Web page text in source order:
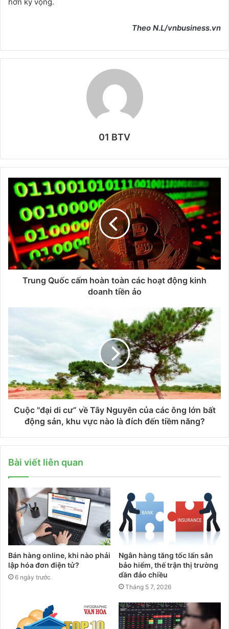
Theo N.L/vnbusiness.vn
01 BTV
Trung Quốc cấm hoàn toàn các hoạt động kinh
doanh tiền ảo
Cuộc "đại di cư” về Tây Nguyên của các ông lớn bất
động sản, khu vực nào là đích đến tiềm năng?
Bài viết liên quan
Bán hàng online, khi nào phải
lập hóa đơn điện tử?
6 ngày trước
Ngân hàng tăng tốc lấn sân
bảo hiểm, thế trận thị trường
dần đảo chiều
Tháng 5 7, 2026